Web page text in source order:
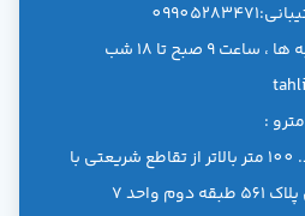
9 صبح تا 18 شب
:
مترو بهار شیراز پیاده شوید. 100 متر بالاتر از تقاطع شریعتی با
واحد 7